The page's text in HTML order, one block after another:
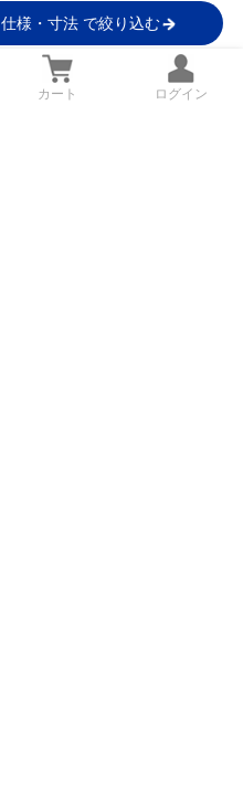
仕様・寸法 で絞り込む
カート ログイン